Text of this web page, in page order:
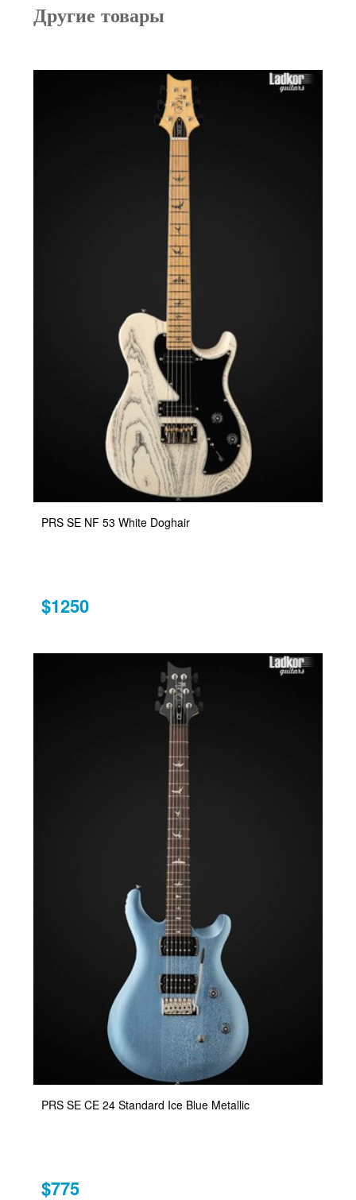
Другие товары
PRS SE NF 53 White Doghair
$1250
PRS SE CE 24 Standard Ice Blue Metallic
$775